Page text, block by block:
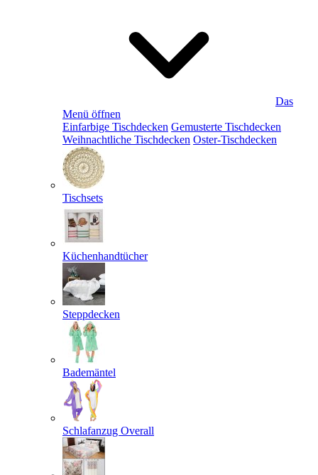
Das
Menü öffnen
Einfarbige Tischdecken Gemusterte Tischdecken
Weihnachtliche Tischdecken Oster-Tischdecken
Tischsets
Küchenhandtücher
Steppdecken
Bademäntel
Schlafanzug Overall